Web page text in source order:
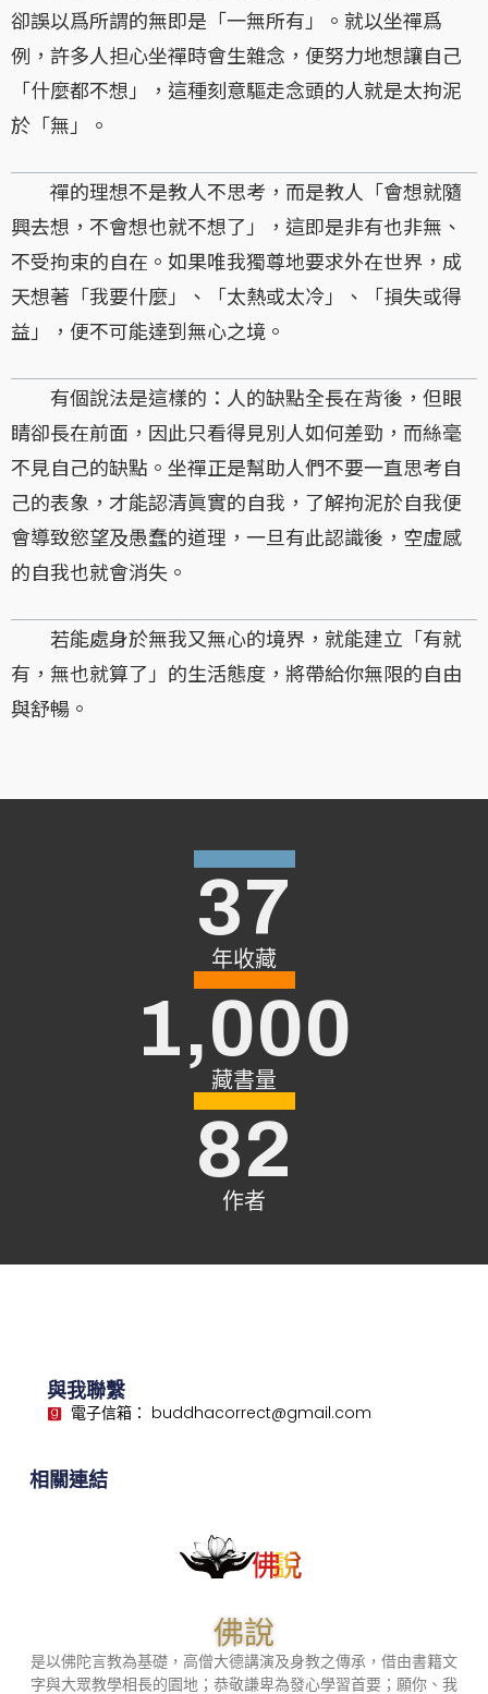
卻誤以爲所謂的無即是「一無所有」。就以坐禪爲
例，許多人担心坐禪時會生雜念，便努力地想讓自己
「什麼都不想」，這種刻意驅走念頭的人就是太拘泥
於「無」。
禪的理想不是教人不思考，而是教人「會想就隨
興去想，不會想也就不想了」，這即是非有也非無、
不受拘束的自在。如果唯我獨尊地要求外在世界，成
天想著「我要什麼」、「太熱或太冷」、「損失或得
益」，便不可能達到無心之境。
有個說法是這樣的：人的缺點全長在背後，但眼
睛卻長在前面，因此只看得見別人如何差勁，而絲毫
不見自己的缺點。坐禪正是幫助人們不要一直思考自
己的表象，才能認清眞實的自我，了解拘泥於自我便
會導致慾望及愚蠢的道理，一旦有此認識後，空虛感
的自我也就會消失。
若能處身於無我又無心的境界，就能建立「有就
有，無也就算了」的生活態度，將帶給你無限的自由
與舒暢。
年收藏
37
藏書量
1,000
作者
82
佛說
是以佛陀言教為基礎，高僧大德講演及身教之傳承，借由書籍文
字與大眾教學相長的園地；恭敬謙卑為發心學習首要；願你、我
與我聯繫
電子信箱： buddhacorrect@gmail.com
相關連結